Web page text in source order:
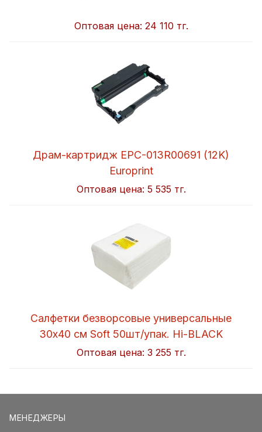
Оптовая цена: 24 110 тг.
Драм-картридж EPC-013R00691 (12K)
Europrint
Оптовая цена: 5 535 тг.
Салфетки безворсовые универсальные
30x40 см Soft 50шт/упак. Hi-BLACK
Оптовая цена: 3 255 тг.
МЕНЕДЖЕРЫ